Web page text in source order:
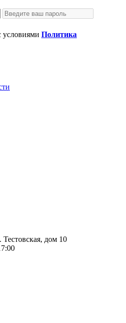
условиями Политика
Тестовская, дом 10